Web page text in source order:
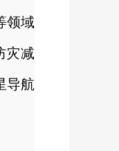
领域
灾减
导航